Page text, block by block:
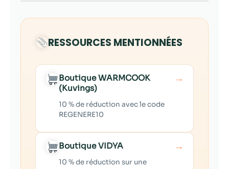
RESSOURCES MENTIONNÉES
Boutique WARMCOOK
(Kuvings)
10 % de réduction avec le code
REGENERE10
→
Boutique VIDYA
10 % de réduction sur une
→